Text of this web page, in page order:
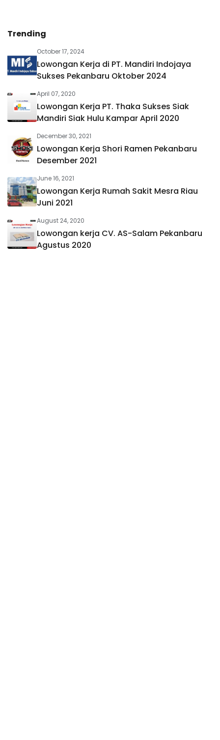
Trending
October 17, 2024
Lowongan Kerja di PT. Mandiri Indojaya
Sukses Pekanbaru Oktober 2024
April 07, 2020
Lowongan Kerja PT. Thaka Sukses Siak
Mandiri Siak Hulu Kampar April 2020
December 30, 2021
Lowongan Kerja Shori Ramen Pekanbaru
Desember 2021
June 16, 2021
Lowongan Kerja Rumah Sakit Mesra Riau
Juni 2021
August 24, 2020
Lowongan kerja CV. AS-Salam Pekanbaru
Agustus 2020